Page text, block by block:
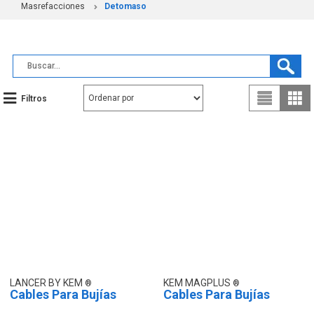
Masrefacciones Detomaso
Filtros
LANCER BY KEM
Cables Para Bujías
KEM MAGPLUS
Cables Para Bujías